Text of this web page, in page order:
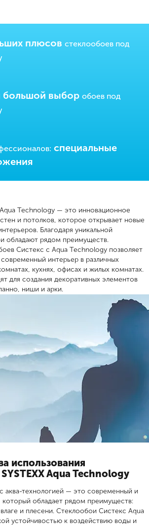
плюсов стеклообоев под
выбор обоев под
cпециальные
Aqua Technology — это инновационное
и потолков, которое открывает новые
Благодаря уникальной
обладают рядом преимуществ.
Систекс с Aqua Technology позволяет
интерьер в различных
кухнях, офисах и жилых комнатах.
для создания декоративных элементов
ниши и арки.
использования
Aqua Technology
с аква-технологией — это современный и
который обладает рядом преимуществ:
и плесени. Стеклообои Систекс Aqua
устойчивостью к воздействию воды и